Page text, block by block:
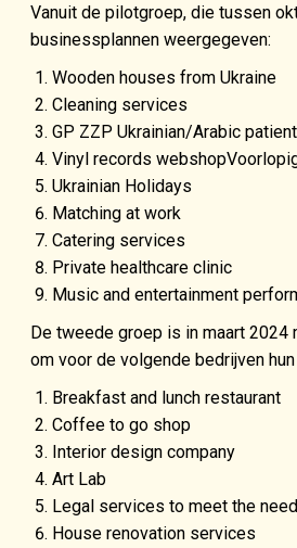
Vanuit de pilotgroep, die tussen
businessplannen weergegeven:
Wooden houses from Ukraine
Cleaning services
GP ZZP Ukrainian/Arabic
Vinyl records
Ukrainian Holidays
Matching at work
Catering services
Private healthcare clinic
Music and entertainment
De tweede groep is in maart 2024
om voor de volgende bedrijven
Breakfast and lunch restaurant
Coffee to go shop
Interior design company
Art Lab
Legal services to meet the
House renovation services